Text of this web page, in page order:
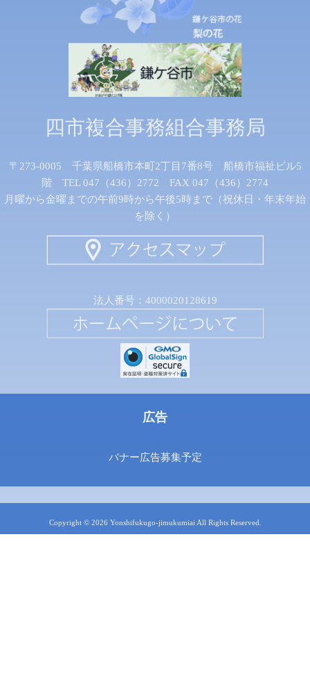
四市複合事務組合事務局
〒273-0005 千葉県船橋市本町2丁目7番8号 船橋市福祉ビル5
階 TEL 047（436）2772 FAX 047（436）2774
月曜から金曜までの午前9時から午後5時まで（祝休日・年末年始
を除く）
法人番号：4000020128619
広告
バナー広告募集予定
Copyright © 2026 Yonshifukugo-jimukumiai All Rights Reserved.